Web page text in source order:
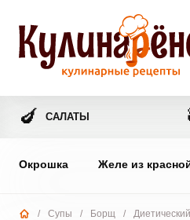
🍆 САЛАТЫ
Окрошка Желе из
/ Супы / Борщ /